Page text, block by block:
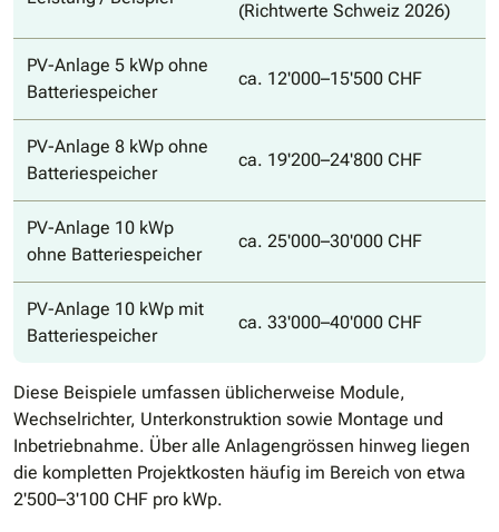
(Richtwerte Schweiz 2026)
PV-Anlage 5 kWp ohne
Batteriespeicher
ca. 12'000–15'500 CHF
PV-Anlage 8 kWp ohne
Batteriespeicher
ca. 19'200–24'800 CHF
PV-Anlage 10 kWp
ohne Batteriespeicher
ca. 25'000–30'000 CHF
PV-Anlage 10 kWp mit
Batteriespeicher
ca. 33'000–40'000 CHF
Diese Beispiele umfassen üblicherweise Module,
Wechselrichter, Unterkonstruktion sowie Montage und
Inbetriebnahme. Über alle Anlagengrössen hinweg liegen
die kompletten Projektkosten häufig im Bereich von etwa
2'500–3'100 CHF pro kWp.